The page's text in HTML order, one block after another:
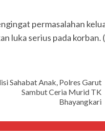
permasalahan
luka serius pada korban.
Sahabat Anak, Polres Garut
Sambut Ceria Murid TK
Bhayangkari